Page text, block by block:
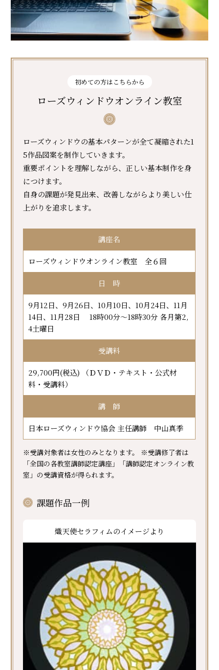
初めての方はこちらから
ローズウィンドウオンライン教室
ローズウィンドウの基本パターンが全て凝縮された1
5作品図案を制作していきます。
重要ポイントを理解しながら、正しい基本制作を身
につけます。
自身の課題が発見出来、改善しながらより美しい仕
上がりを追求します。
講座名
ローズウィンドウオンライン教室 全６回
日 時
9月12日、9月26日、10月10日、10月24日、11月
14日、11月28日 18時00分～18時30分 各月第2,
4土曜日
受講料
29,700円(税込) （ＤＶＤ・テキスト・公式材
料・受講料）
講 師
日本ローズウィンドウ協会 主任講師 中山真季
※受講対象者は女性のみとなります。 ※受講修了者は
「全国の各教室講師認定講座」「講師認定オンライン教
室」の受講資格が得られます。
課題作品一例
熾天使セラフィムのイメージより